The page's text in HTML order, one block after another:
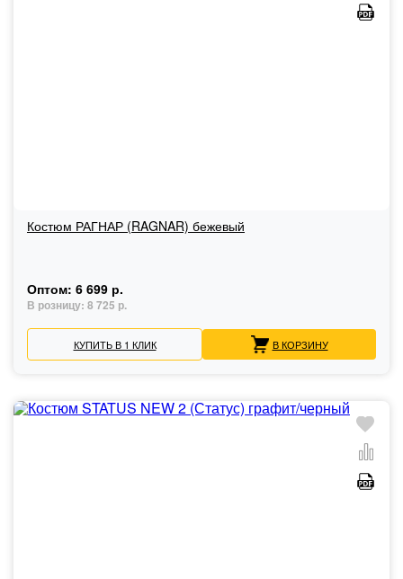
Костюм РАГНАР (RAGNAR) бежевый
Оптом: 6 699 р.
В розницу: 8 725 р.
КУПИТЬ В 1 КЛИК В КОРЗИНУ